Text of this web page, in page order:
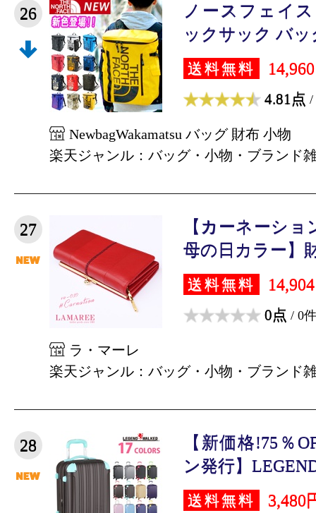
26
ノースフェイ
ックサック バッ
送料無料
4.81点 /
NewbagWakamatsu バッグ 財布 小物
楽天ジャンル：バッグ・小物・ブランド
27
【カーネーショ
母の日カラー】
送料無料
0点 / 0件
ラ・マーレ
楽天ジャンル：バッグ・小物・ブランド
28
【新価格!75％
ン発行】
送料無料 3,480